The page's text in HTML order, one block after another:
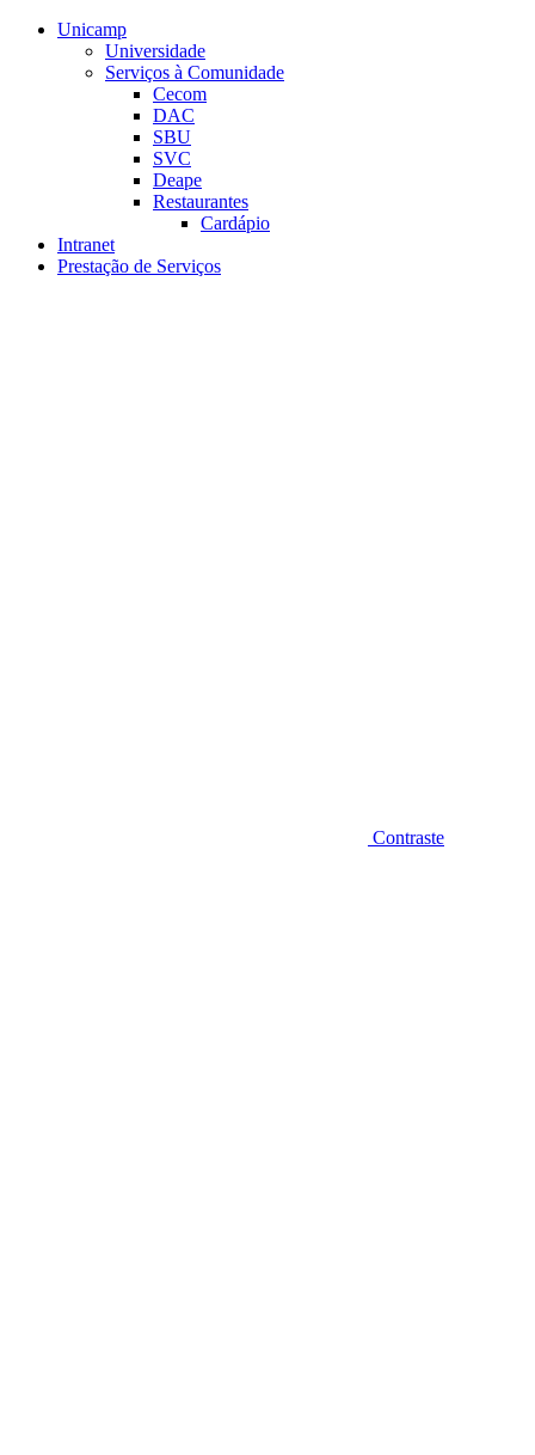
Conteúdo principal
Unicamp
Universidade
Serviços à Comunidade
Cecom
DAC
SBU
SVC
Deape
Restaurantes
Cardápio
Intranet
Prestação de Serviços
Contraste